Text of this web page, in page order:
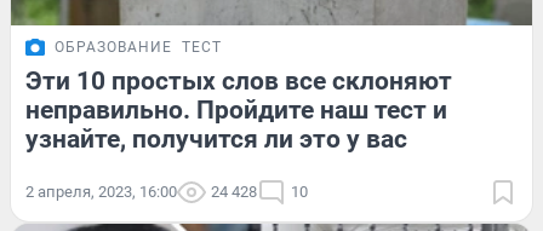
ОБРАЗОВАНИЕ ТЕСТ
Эти 10 простых слов все склоняют
неправильно. Пройдите наш тест и
узнайте, получится ли это у вас
2 апреля, 2023, 16:00 24 428 10